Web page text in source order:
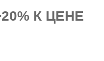
К ЦЕНЕ